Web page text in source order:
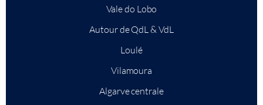
Vale do Lobo
Autour de QdL & VdL
Loulé
Vilamoura
Algarve centrale